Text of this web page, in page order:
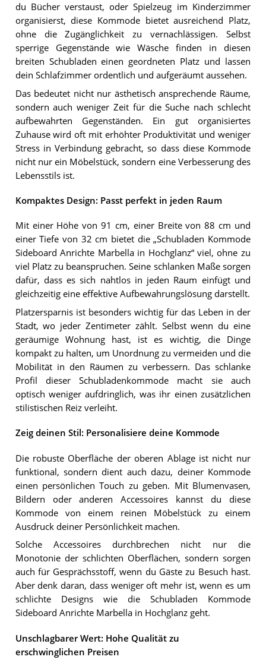
du Bücher verstaust, oder Spielzeug im Kinderzimmer
organisierst, diese Kommode bietet ausreichend Platz,
ohne die Zugänglichkeit zu vernachlässigen. Selbst
sperrige Gegenstände wie Wäsche finden in diesen
breiten Schubladen einen geordneten Platz und lassen
dein Schlafzimmer ordentlich und aufgeräumt aussehen.
Das bedeutet nicht nur ästhetisch ansprechende Räume,
sondern auch weniger Zeit für die Suche nach schlecht
aufbewahrten Gegenständen. Ein gut organisiertes
Zuhause wird oft mit erhöhter Produktivität und weniger
Stress in Verbindung gebracht, so dass diese Kommode
nicht nur ein Möbelstück, sondern eine Verbesserung des
Lebensstils ist.
Kompaktes Design: Passt perfekt in jeden Raum
Mit einer Höhe von 91 cm, einer Breite von 88 cm und
einer Tiefe von 32 cm bietet die „Schubladen Kommode
Sideboard Anrichte Marbella in Hochglanz“ viel, ohne zu
viel Platz zu beanspruchen. Seine schlanken Maße sorgen
dafür, dass es sich nahtlos in jeden Raum einfügt und
gleichzeitig eine effektive Aufbewahrungslösung darstellt.
Platzersparnis ist besonders wichtig für das Leben in der
Stadt, wo jeder Zentimeter zählt. Selbst wenn du eine
geräumige Wohnung hast, ist es wichtig, die Dinge
kompakt zu halten, um Unordnung zu vermeiden und die
Mobilität in den Räumen zu verbessern. Das schlanke
Profil dieser Schubladenkommode macht sie auch
optisch weniger aufdringlich, was ihr einen zusätzlichen
stilistischen Reiz verleiht.
Zeig deinen Stil: Personalisiere deine Kommode
Die robuste Oberfläche der oberen Ablage ist nicht nur
funktional, sondern dient auch dazu, deiner Kommode
einen persönlichen Touch zu geben. Mit Blumenvasen,
Bildern oder anderen Accessoires kannst du diese
Kommode von einem reinen Möbelstück zu einem
Ausdruck deiner Persönlichkeit machen.
Solche Accessoires durchbrechen nicht nur die
Monotonie der schlichten Oberflächen, sondern sorgen
auch für Gesprächsstoff, wenn du Gäste zu Besuch hast.
Aber denk daran, dass weniger oft mehr ist, wenn es um
schlichte Designs wie die Schubladen Kommode
Sideboard Anrichte Marbella in Hochglanz geht.
Unschlagbarer Wert: Hohe Qualität zu
erschwinglichen Preisen